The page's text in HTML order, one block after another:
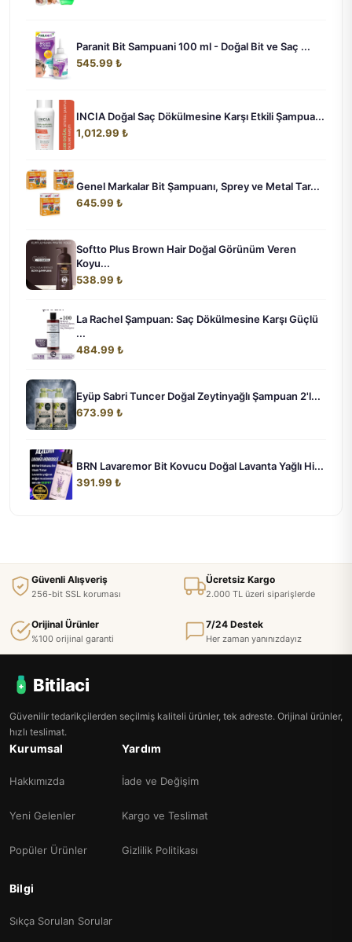
Paranit Bit Sampuani 100 ml - Doğal Bit ve Saç ...
545.99 ₺
INCIA Doğal Saç Dökülmesine Karşı Etkili Şampua...
1,012.99 ₺
Genel Markalar Bit Şampuanı, Sprey ve Metal Tar...
645.99 ₺
Softto Plus Brown Hair Doğal Görünüm Veren
Koyu...
538.99 ₺
La Rachel Şampuan: Saç Dökülmesine Karşı Güçlü
...
484.99 ₺
Eyüp Sabri Tuncer Doğal Zeytinyağlı Şampuan 2'l...
673.99 ₺
BRN Lavaremor Bit Kovucu Doğal Lavanta Yağlı Hi...
391.99 ₺
Güvenli Alışveriş
256-bit SSL koruması
Ücretsiz Kargo
2.000 TL üzeri siparişlerde
Orijinal Ürünler
%100 orijinal garanti
7/24 Destek
Her zaman yanınızdayız
Bitilaci
Güvenilir tedarikçilerden seçilmiş kaliteli ürünler, tek adreste. Orijinal ürünler,
hızlı teslimat.
Kurumsal
Hakkımızda
Yeni Gelenler
Popüler Ürünler
Yardım
İade ve Değişim
Kargo ve Teslimat
Gizlilik Politikası
Bilgi
Sıkça Sorulan Sorular